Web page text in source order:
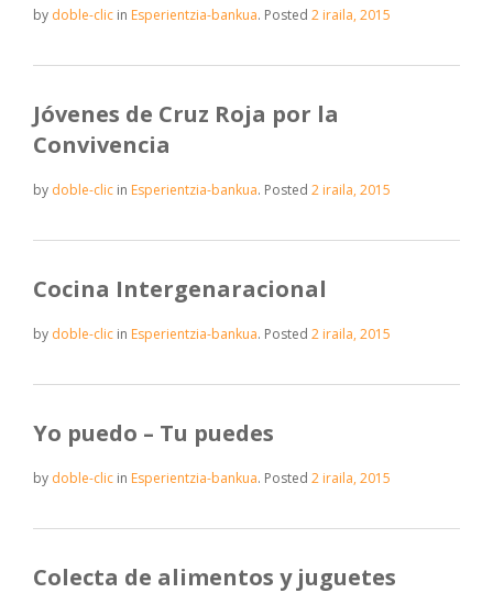
by doble-clic in Esperientzia-bankua. Posted 2 iraila, 2015
Jóvenes de Cruz Roja por la
Convivencia
by doble-clic in Esperientzia-bankua. Posted 2 iraila, 2015
Cocina Intergenaracional
by doble-clic in Esperientzia-bankua. Posted 2 iraila, 2015
Yo puedo – Tu puedes
by doble-clic in Esperientzia-bankua. Posted 2 iraila, 2015
Colecta de alimentos y juguetes